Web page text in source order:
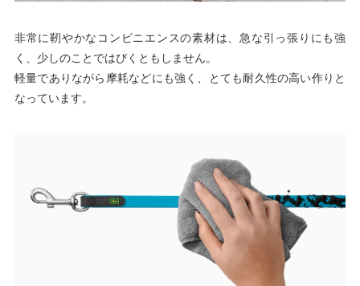
非常に靭やかなコンビニエンスの素材は、急な引っ張りにも強
く、少しのことではびくともしません。
軽量でありながら摩耗などにも強く、とても耐久性の高い作りと
なっています。